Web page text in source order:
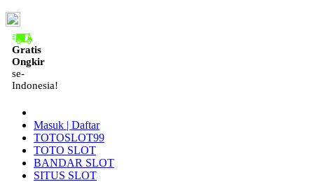
Gratis
Ongkir
se-
Indonesia!
Masuk | Daftar
TOTOSLOT99
TOTO SLOT
BANDAR SLOT
SITUS SLOT